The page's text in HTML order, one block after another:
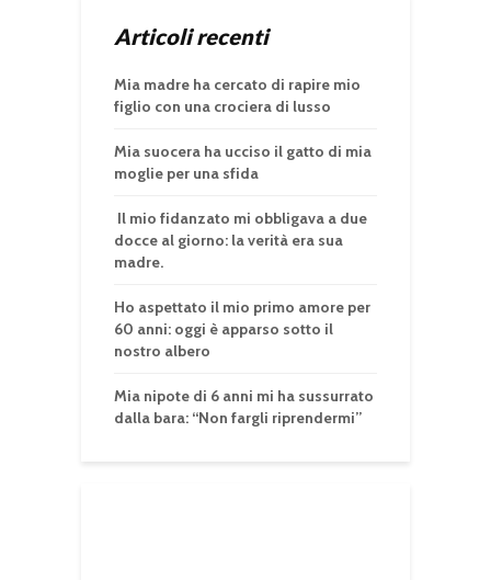
Articoli recenti
Mia madre ha cercato di rapire mio
figlio con una crociera di lusso
Mia suocera ha ucciso il gatto di mia
moglie per una sfida
Il mio fidanzato mi obbligava a due
docce al giorno: la verità era sua
madre.
Ho aspettato il mio primo amore per
60 anni: oggi è apparso sotto il
nostro albero
Mia nipote di 6 anni mi ha sussurrato
dalla bara: “Non fargli riprendermi”